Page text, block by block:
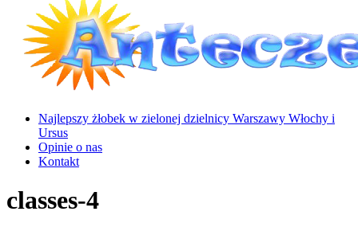
Najlepszy żłobek w zielonej dzielnicy Warszawy Włochy i
Ursus
Opinie o nas
Kontakt
classes-4